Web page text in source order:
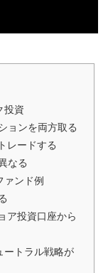
投資
ョンを両方取る
レードする
なる
ァンド例
ア投資口座から
ートラル戦略が